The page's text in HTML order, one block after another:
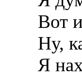
Вот
Ну,
Я